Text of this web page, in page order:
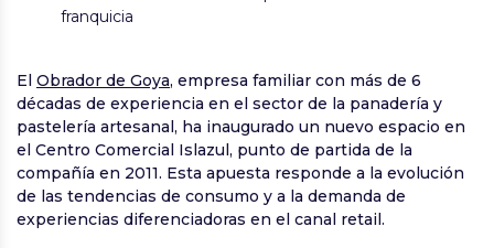
franquicia
El Obrador de Goya, empresa familiar con más de 6
décadas de experiencia en el sector de la panadería y
pastelería artesanal, ha inaugurado un nuevo espacio en
el Centro Comercial Islazul, punto de partida de la
compañía en 2011. Esta apuesta responde a la evolución
de las tendencias de consumo y a la demanda de
experiencias diferenciadoras en el canal retail.